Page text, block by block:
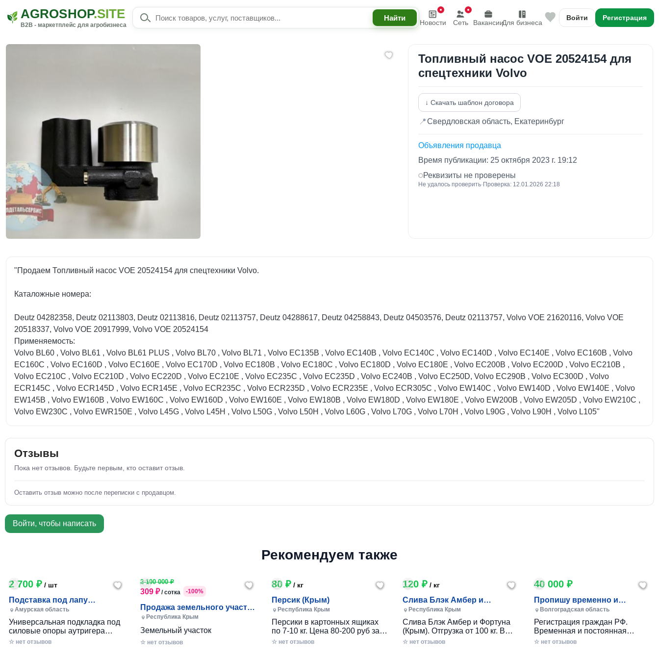
AGROSHOP.SITE
B2B - маркетплейс для агробизнеса Новости Сеть ВакансииДля бизнеса
Войти Регистрация
Топливный насос VOE 20524154 для
спецтехники Volvo
↓ Скачать шаблон договора
📍Свердловская область, Екатеринбург
Объявления продавца
Время публикации: 25 октября 2023 г. 19:12
Реквизиты не проверены
Не удалось проверить· Проверка: 12.01.2026 22:18
"Продаем Топливный насос VOE 20524154 для спецтехники Volvo.
Каталожные номера:
Deutz 04282358, Deutz 02113803, Deutz 02113816, Deutz 02113757, Deutz 04288617, Deutz 04258843, Deutz 04503576, Deutz 02113757, Volvo VOE 21620116, Volvo VOE
20518337, Volvo VOE 20917999, Volvo VOE 20524154
Применяемость:
Volvo BL60 , Volvo BL61 , Volvo BL61 PLUS , Volvo BL70 , Volvo BL71 , Volvo EC135B , Volvo EC140B , Volvo EC140C , Volvo EC140D , Volvo EC140E , Volvo EC160B , Volvo
EC160C , Volvo EC160D , Volvo EC160E , Volvo EC170D , Volvo EC180B , Volvo EC180C , Volvo EC180D , Volvo EC180E , Volvo EC200B , Volvo EC200D , Volvo EC210B ,
Volvo EC210C , Volvo EC210D , Volvo EC220D , Volvo EC210E , Volvo EC235C , Volvo EC235D , Volvo EC240B , Volvo EC250D, Volvo EC290B , Volvo EC300D , Volvo
ECR145C , Volvo ECR145D , Volvo ECR145E , Volvo ECR235C , Volvo ECR235D , Volvo ECR235E , Volvo ECR305C , Volvo EW140C , Volvo EW140D , Volvo EW140E , Volvo
EW145B , Volvo EW160B , Volvo EW160C , Volvo EW160D , Volvo EW160E , Volvo EW180B , Volvo EW180D , Volvo EW180E , Volvo EW200B , Volvo EW205D , Volvo EW210C ,
Volvo EW230C , Volvo EWR150E , Volvo L45G , Volvo L45H , Volvo L50G , Volvo L50H , Volvo L60G , Volvo L70G , Volvo L70H , Volvo L90G , Volvo L90H , Volvo L105"
Отзывы
Пока нет отзывов. Будьте первым, кто оставит отзыв.
Оставить отзыв можно после переписки с продавцом.
Войти, чтобы написать
Рекомендуем также
2 700 ₽ / шт
Подставка под лапу
манипулятора
Амурская область
Универсальная подкладка под
силовые опоры аутригера
Гарантирует надёжную
☆ нет отзывов
2 100 000 ₽
309 ₽/ сотка -100%
Продажа земельного участка
сельхозназначения в Сим
Республика Крым
Земельный участок
сельскохозяйственного
☆ нет отзывов
80 ₽/ кг
Персик (Крым)
Республика Крым
Персики в картонных ящиках
по 7-10 кг. Цена 80-200 руб за 1
кг в зависимости от размера и
☆ нет отзывов
120 ₽ / кг
Слива Блэк Амбер и
Фортуна (Крым)
Республика Крым
Слива Блэк Амбер и Фортуна
(Крым). Отгрузка от 100 кг. В
картонном ящике по 7-10 кг.
☆ нет отзывов
40 000 ₽
Пропишу временно и
постоянно в Волжском
Волгоградская область
Регистрация граждан РФ.
Временная и постоянная
официально через мфц.
☆ нет отзывов